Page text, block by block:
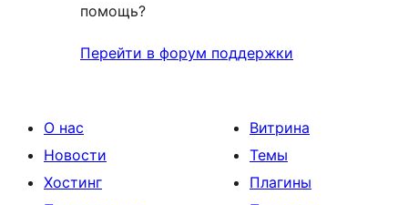
помощь?
Перейти в форум поддержки
О нас
Новости
Хостинг
Витрина
Темы
Плагины